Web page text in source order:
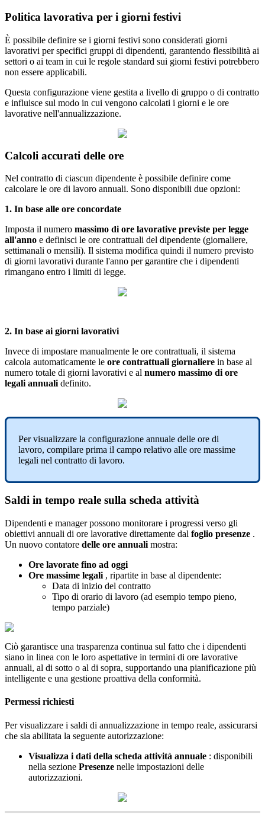
Politica lavorativa per i giorni festivi
È possibile definire se i giorni festivi sono considerati giorni
lavorativi per specifici gruppi di dipendenti, garantendo flessibilità ai
settori o ai team in cui le regole standard sui giorni festivi potrebbero
non essere applicabili.
Questa configurazione viene gestita a livello di gruppo o di contratto
e influisce sul modo in cui vengono calcolati i giorni e le ore
lavorative nell'annualizzazione.
Calcoli accurati delle ore
Nel contratto di ciascun dipendente è possibile definire come
calcolare le ore di lavoro annuali. Sono disponibili due opzioni:
1. In base alle ore concordate
Imposta il numero massimo di ore lavorative previste per legge
all'anno e definisci le ore contrattuali del dipendente (giornaliere,
settimanali o mensili). Il sistema modifica quindi il numero previsto
di giorni lavorativi durante l'anno per garantire che i dipendenti
rimangano entro i limiti di legge.
2. In base ai giorni lavorativi
Invece di impostare manualmente le ore contrattuali, il sistema
calcola automaticamente le ore contrattuali giornaliere in base al
numero totale di giorni lavorativi e al numero massimo di ore
legali annuali definito.
Per visualizzare la configurazione annuale delle ore di
lavoro, compilare prima il campo relativo alle ore massime
legali nel contratto di lavoro.
Saldi in tempo reale sulla scheda attività
Dipendenti e manager possono monitorare i progressi verso gli
obiettivi annuali di ore lavorative direttamente dal foglio presenze .
Un nuovo contatore delle ore annuali mostra:
Ore lavorate fino ad oggi
Ore massime legali , ripartite in base al dipendente:
Data di inizio del contratto
Tipo di orario di lavoro (ad esempio tempo pieno,
tempo parziale)
Ciò garantisce una trasparenza continua sul fatto che i dipendenti
siano in linea con le loro aspettative in termini di ore lavorative
annuali, al di sotto o al di sopra, supportando una pianificazione più
intelligente e una gestione proattiva della conformità.
Permessi richiesti
Per visualizzare i saldi di annualizzazione in tempo reale, assicurarsi
che sia abilitata la seguente autorizzazione:
Visualizza i dati della scheda attività annuale : disponibili
nella sezione Presenze nelle impostazioni delle
autorizzazioni.